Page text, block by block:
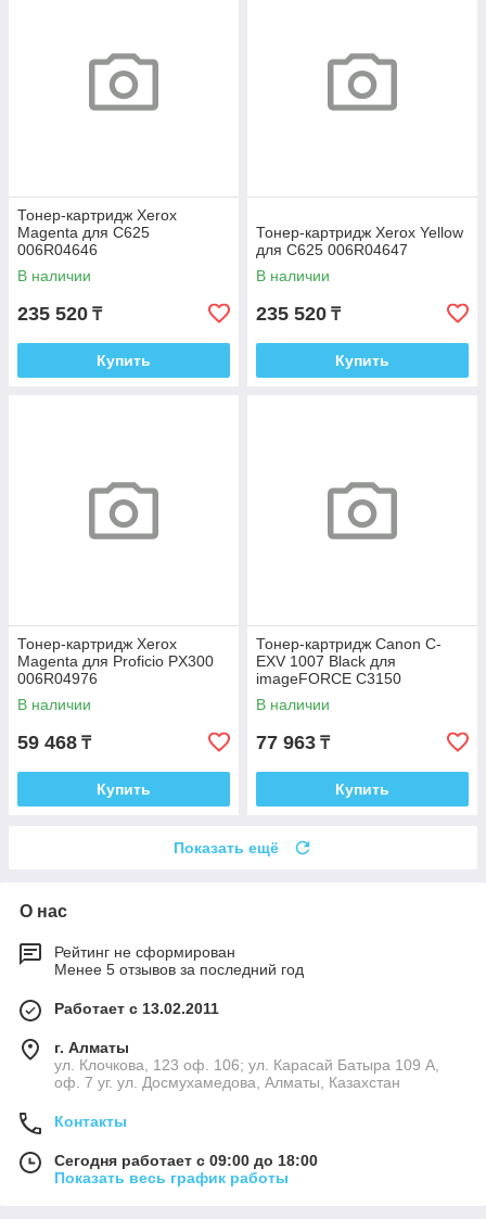
Тонер-картридж Xerox
Magenta для C625
006R04646
В наличии
235 520 ₸
Купить
Тонер-картридж Xerox Yellow
для C625 006R04647
В наличии
235 520 ₸
Купить
Тонер-картридж Xerox
Magenta для Proficio PX300
006R04976
В наличии
59 468 ₸
Купить
Тонер-картридж Canon C-
EXV 1007 Black для
imageFORCE C3150
6729C002
В наличии
77 963 ₸
Купить
Показать ещё
О нас
Рейтинг не сформирован
Менее 5 отзывов за последний год
Работает с 13.02.2011
г. Алматы
ул. Клочкова, 123 оф. 106; ул. Карасай Батыра 109 А,
оф. 7 уг. ул. Досмухамедова, Алматы, Казахстан
Контакты
Сегодня работает с 09:00 до 18:00
Показать весь график работы